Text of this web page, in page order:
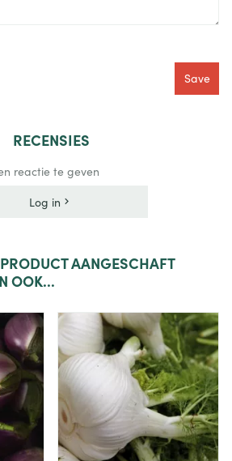
Save
RECENSIES
reactie te geven
Log in
AANGESCHAFT
OOK...